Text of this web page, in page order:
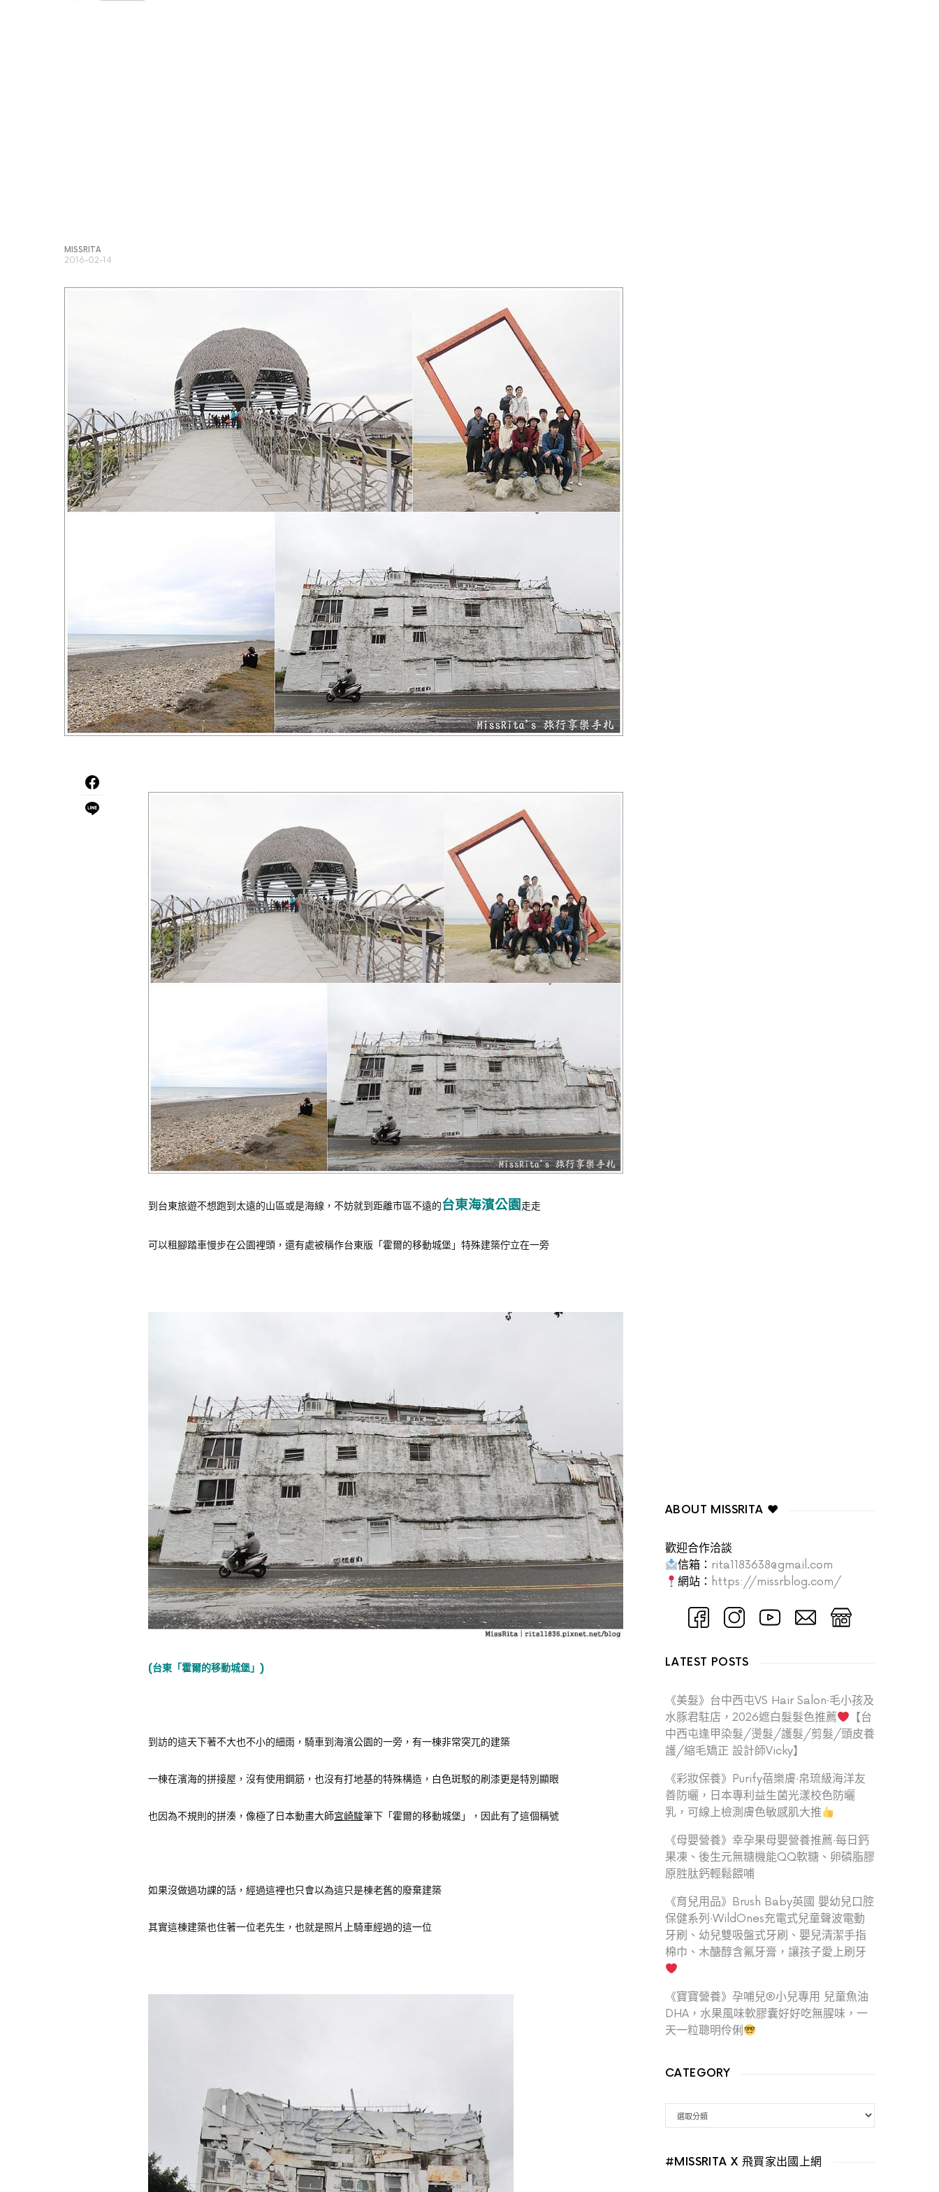
MISSRITA
2016-02-14
到台東旅遊不想跑到太遠的山區或是海線，不妨就到距離市區不遠的台東海濱公園走走
可以租腳踏車慢步在公園裡頭，還有處被稱作台東版「霍爾的移動城堡」特殊建築佇立在一旁
(台東「霍爾的移動城堡」)
到訪的這天下著不大也不小的細雨，騎車到海濱公園的一旁，有一棟非常突兀的建築
一棟在濱海的拼接屋，沒有使用鋼筋，也沒有打地基的特殊構造，白色斑駁的刷漆更是特別顯眼
也因為不規則的拼湊，像極了日本動畫大師宮崎駿筆下「霍爾的移動城堡」，因此有了這個稱號
如果沒做過功課的話，經過這裡也只會以為這只是棟老舊的廢棄建築
其實這棟建築也住著一位老先生，也就是照片上騎車經過的這一位
ABOUT MISSRITA ♥
歡迎合作洽談
信箱： rita1183638@gmail.com
網站： https://missrblog.com/
LATEST POSTS
《美髮》台中西屯VS Hair Salon‧毛小孩及
水豚君駐店，2026遮白髮髮色推薦
【台
中西屯逢甲染髮/燙髮/護髮/剪髮/頭皮養
護/縮毛矯正 設計師Vicky】
《彩妝保養》Purify蓓樂膚‧帛琉級海洋友
善防曬，日本專利益生菌光漾校色防曬
乳，可線上檢測膚色敏感肌大推
《母嬰營養》幸孕果母嬰營養推薦‧每日鈣
果凍、後生元無糖機能QQ軟糖、卵磷脂膠
原胜肽鈣輕鬆餵哺
《育兒用品》Brush Baby英國 嬰幼兒口腔
保健系列‧WildOnes充電式兒童聲波電動
牙刷、幼兒雙吸盤式牙刷、嬰兒清潔手指
棉巾、木醣醇含氟牙膏，讓孩子愛上刷牙
《寶寶營養》孕哺兒®小兒專用 兒童魚油
DHA，水果風味軟膠囊好好吃無腥味，一
天一粒聰明伶俐
CATEGORY
#MISSRITA X 飛買家出國上網